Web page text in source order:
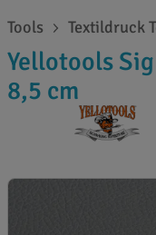
Tools Textildruck
Yellotools
8,5 cm